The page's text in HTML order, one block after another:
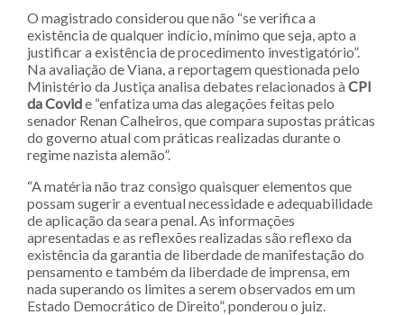
O magistrado considerou que não “se verifica a
existência de qualquer indício, mínimo que seja, apto a
justificar a existência de procedimento investigatório”.
Na avaliação de Viana, a reportagem questionada pelo
Ministério da Justiça analisa debates relacionados à CPI
da Covide “enfatiza uma das alegações feitas pelo
senador Renan Calheiros, que compara supostas práticas
do governo atual com práticas realizadas durante o
regime nazista alemão”.
“A matéria não traz consigo quaisquer elementos que
possam sugerir a eventual necessidade e adequabilidade
de aplicação da seara penal. As informações
apresentadas e as reflexões realizadas são reflexo da
existência da garantia de liberdade de manifestação do
pensamento e também da liberdade de imprensa, em
nada superando os limites a serem observados em um
Estado Democrático de Direito”, ponderou o juiz.